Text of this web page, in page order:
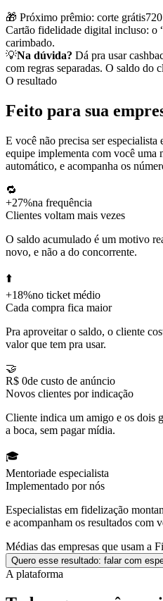
🎁 Próximo prêmio: corte grátis
Cartão fidelidade digital incluso: o
carimbado.
💡Na dúvida? Dá pra usar
com regras separadas. O saldo do
O resultado
Feito para sua
E você não precisa ser
equipe implementa com você uma
automático, e acompanha os
🔁
+27%na frequência
Clientes voltam mais vezes
O saldo acumulado é um motivo
novo, e não a do concorrente.
⬆️
+18%no ticket médio
Cada compra fica maior
Pra aproveitar o saldo, o cliente
valor que tem pra usar.
🤝
R$ 0de custo de anúncio
Novos clientes por indicação
Cliente indica um amigo e os dois
a boca, sem pagar mídia.
🎓
Mentoriade especialista
Implementado por nós
Especialistas em fidelização
e acompanham os resultados com
Médias das empresas que usam a
Quero esse resultado: falar com
A plataforma